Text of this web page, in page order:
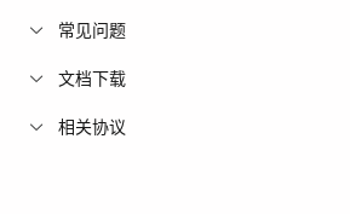
常见问题
文档下载
相关协议